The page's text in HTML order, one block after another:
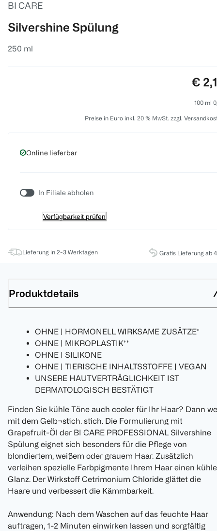
BI CARE
Silvershine Spülung
250 ml
€
100 ml
Preise in Euro inkl. 20 % MwSt. zzgl.
Online lieferbar
In Filiale abholen
Verfügbarkeit prüfen
Lieferung in 2-3 Werktagen Gratis Lieferung ab
Produktdetails
OHNE | HORMONELL WIRKSAME ZUSÄTZE*
OHNE | MIKROPLASTIK**
OHNE | SILIKONE
OHNE | TIERISCHE INHALTSSTOFFE | VEGAN
UNSERE HAUTVERTRÄGLICHKEIT IST
DERMATOLOGISCH BESTÄTIGT
Finden Sie kühle Töne auch cooler für Ihr Haar? Dann
mit dem Gelb¬stich. stich. Die Formulierung mit
Grapefruit-Öl der BI CARE PROFESSIONAL Silvershine
Spülung eignet sich besonders für die Pflege von
blondiertem, weißem oder grauem Haar. Zusätzlich
verleihen spezielle Farbpigmente Ihrem Haar einen
Glanz. Der Wirkstoff Cetrimonium Chloride glättet die
Haare und verbessert die Kämmbarkeit.
Anwendung: Nach dem Waschen auf das feuchte Haar
auftragen, 1-2 Minuten einwirken lassen und sorgfältig